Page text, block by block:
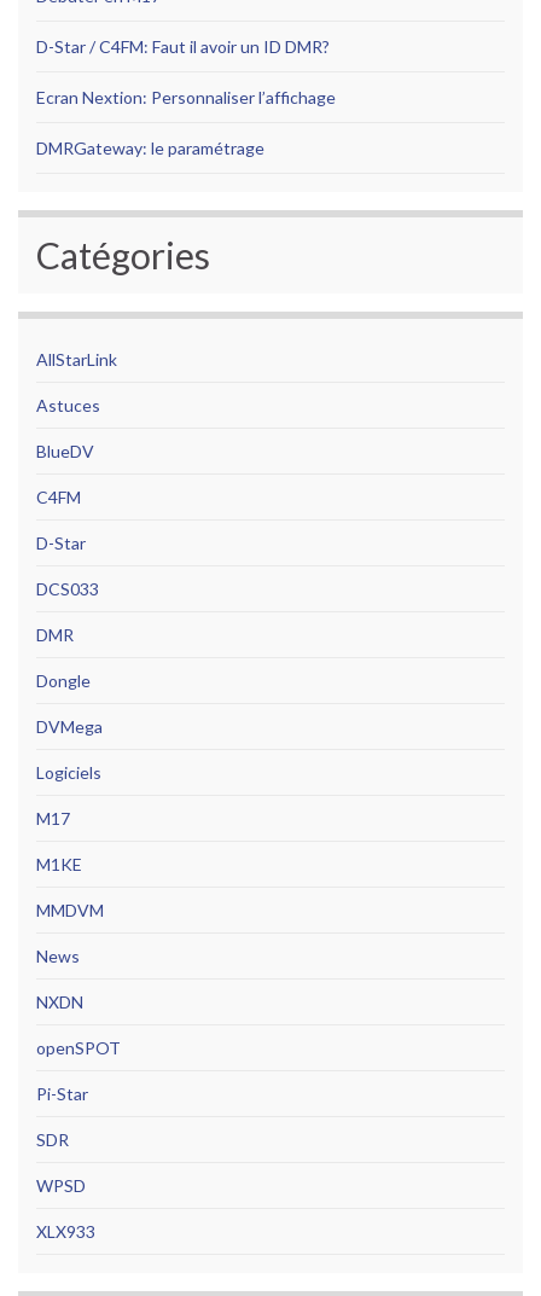
D-Star / C4FM: Faut il avoir un ID DMR?
Ecran Nextion: Personnaliser l’affichage
DMRGateway: le paramétrage
Catégories
AllStarLink
Astuces
BlueDV
C4FM
D-Star
DCS033
DMR
Dongle
DVMega
Logiciels
M17
M1KE
MMDVM
News
NXDN
openSPOT
Pi-Star
SDR
WPSD
XLX933